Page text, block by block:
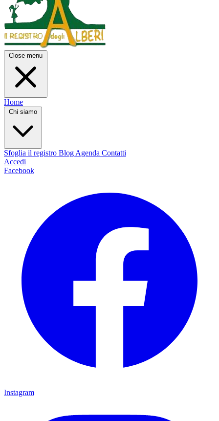
Close menu
Home
Chi siamo
Sfoglia il registro Blog Agenda Contatti
Accedi
Facebook
Instagram